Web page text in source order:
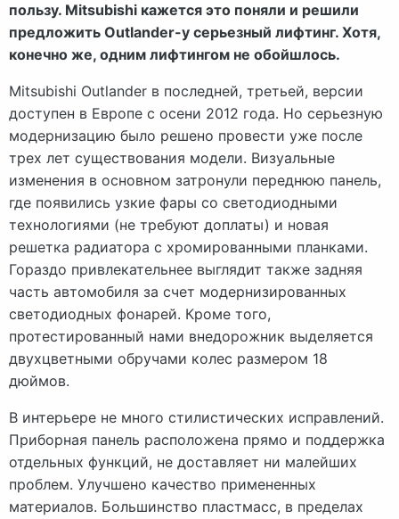
пользу. Mitsubishi кажется это поняли и решили
предложить Outlander-у серьезный лифтинг. Хотя,
конечно же, одним лифтингом не обойшлось.
Mitsubishi Outlander в последней, третьей, версии
доступен в Европе с осени 2012 года. Но серьезную
модернизацию было решено провести уже после
трех лет существования модели. Визуальные
изменения в основном затронули переднюю панель,
где появились узкие фары со светодиодными
технологиями (не требуют доплаты) и новая
решетка радиатора с хромированными планками.
Гораздо привлекательнее выглядит также задняя
часть автомобиля за счет модернизированных
светодиодных фонарей. Кроме того,
протестированный нами внедорожник выделяется
двухцветными обручами колес размером 18
дюймов.
В интерьере не много стилистических исправлений.
Приборная панель расположена прямо и поддержка
отдельных функций, не доставляет ни малейших
проблем. Улучшено качество примененных
материалов. Большинство пластмасс, в пределах